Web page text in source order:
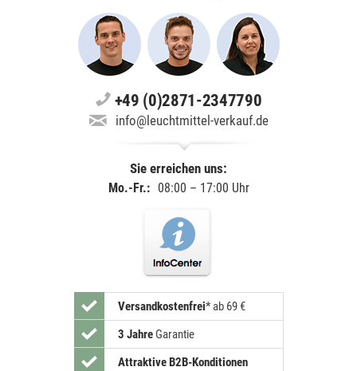
+49 (0)2871-2347790
info@leuchtmittel-verkauf.de
Sie erreichen uns:
Mo.-Fr.: 08:00 – 17:00 Uhr
Versandkostenfrei* ab 69 €
3 JahreGarantie
Attraktive B2B-Konditionen